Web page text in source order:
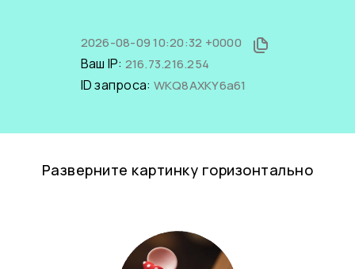
2026-08-09 10:20:32 +0000
Ваш IP: 216.73.216.254
ID запроса: WKQ8AXKY6a61
Разверните картинку горизонтально